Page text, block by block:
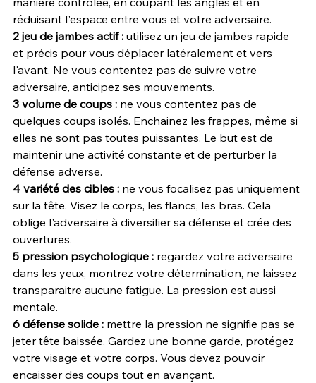
réduisant l'espace entre vous et votre adversaire.
2 jeu de jambes actif : utilisez un jeu de jambes rapide
et précis pour vous déplacer latéralement et vers
l'avant. Ne vous contentez pas de suivre votre
adversaire, anticipez ses mouvements.
3 volume de coups : ne vous contentez pas de
quelques coups isolés. Enchainez les frappes, même si
elles ne sont pas toutes puissantes. Le but est de
maintenir une activité constante et de perturber la
défense adverse.
4 variété des cibles : ne vous focalisez pas uniquement
sur la tête. Visez le corps, les flancs, les bras. Cela
oblige l'adversaire à diversifier sa défense et crée des
ouvertures.
5 pression psychologique : regardez votre adversaire
dans les yeux, montrez votre détermination, ne laissez
transparaitre aucune fatigue. La pression est aussi
mentale.
6 défense solide : mettre la pression ne signifie pas se
jeter tête baissée. Gardez une bonne garde, protégez
votre visage et votre corps. Vous devez pouvoir
encaisser des coups tout en avançant.